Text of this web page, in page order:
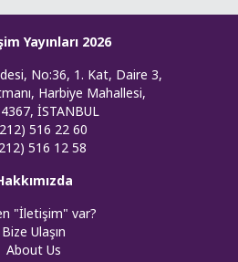
Yayınları 2026
No:36, 1. Kat, Daire 3,
Harbiye Mahallesi,
İSTANBUL
516 22 60
516 12 58
"İletişim" var?
Bize Ulaşın
About Us